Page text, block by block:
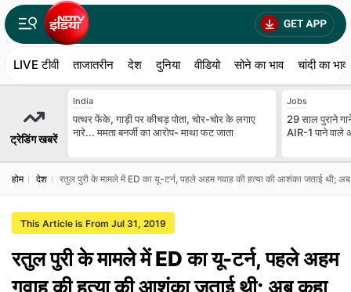
LIVE टीवी ताजातरीन देश दुनिया वीडियो सोने का भाव चांदी का भाव
ट्रेडिंग खबरें
India
पत्थर फेंके, गाड़ी पर कीचड़ पोता, चोर-चोर के लगाए
नारे... ममता बनर्जी का आरोप- माथा फट जाता
Jobs
29 साल पुराने
AIR-1 पाने वाले
होम देश रतुल पुरी के मामले में ED का यू-टर्न, पहले अहम गवाह की हत्या की आशंका जताई थी;
This Article is From Jul 31, 2019
रतुल पुरी के मामले में ED का यू-टर्न, पहले अहम
गवाह की हत्या की आशंका जताई थी; अब कहा